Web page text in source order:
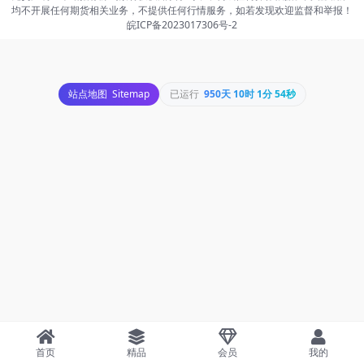
均不开展任何期货相关业务，不提供任何行情服务，如若发现欢迎监督和举报！
皖ICP备2023017306号-2
首页 精品 会员 我的
站点地图 Sitemap 已运行 950天 10时 1分 54秒